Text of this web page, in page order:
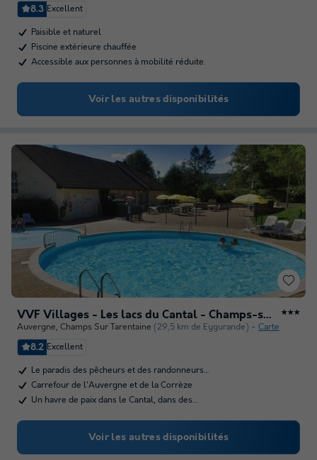
8.3 Excellent
Paisible et naturel
Piscine extérieure chauffée
Accessible aux personnes à mobilité réduite.
Voir les autres disponibilités
VVF Villages - Les lacs du Cantal - Champs-sur-Tarentaine-Marchal ★★★
Auvergne, Champs Sur Tarentaine (29,5 km de Eygurande) Carte
8.2 Excellent
Le paradis des pêcheurs et des randonneurs…
Carrefour de l'Auvergne et de la Corrèze
Un havre de paix dans le Cantal, dans des…
Voir les autres disponibilités